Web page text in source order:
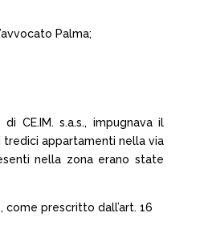
Palma;
CE.IM. s.a.s., impugnava il
tredici appartamenti nella via
nella zona erano state
prescritto dall’art. 16